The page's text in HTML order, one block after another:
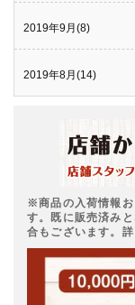
2019年9月(8)
2019年8月(14)
※商品の入荷情報お
す。既に販売済み
合もございます。